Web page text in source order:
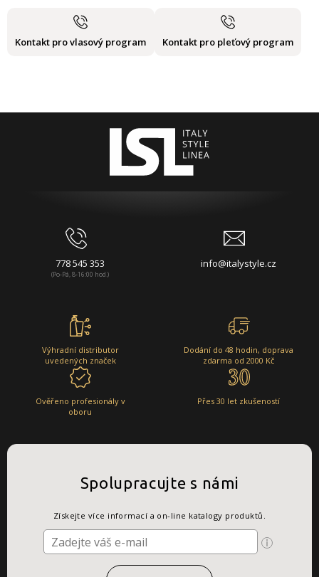
Kontakt pro vlasový program Kontakt pro pleťový program
778 545 353
(Po-Pá, 8-16:00 hod.)
info@italystyle.cz
Výhradní distributor
uvedených značek
Dodání do 48 hodin, doprava
zdarma od 2000 Kč
Ověřeno profesionály v
oboru
Přes 30 let zkušeností
Spolupracujte s námi
Získejte více informací a on-line katalogy produktů.